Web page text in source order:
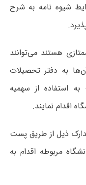
شیوه نامه به شرح
هستند می‌توانند
به دفتر تحصیلات
استفاده از سهمیه
اقدام نمایند.
ذیل از طریق پست
مربوطه اقدام به